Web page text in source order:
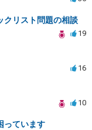
クリスト問題の相談
19
16
10
っています